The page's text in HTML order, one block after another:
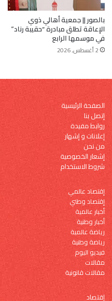
بالصور || جمعية أهالي ذوي
الإعاقة تطلق مبادرة “حقيبة رناد”
في موسمها الرابع
2 أغسطس, 2026
الصفحة الرئيسية
إتصل بنا
روابط مفيدة
إعلانات و إشهار
من نحن
إشعار الخصوصية
شروط الاستخدام
إقتصاد عالمي
إقتصاد وطني
أخبار عالمية
أخبار وطنية
رياضة عالمية
رياضة وطنية
فيديو اليوم
مقالات
مقالات قانونية
إقتصاد